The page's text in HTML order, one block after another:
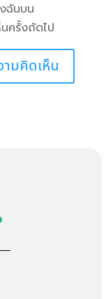
ฉันบน
ครั้งถัดไป